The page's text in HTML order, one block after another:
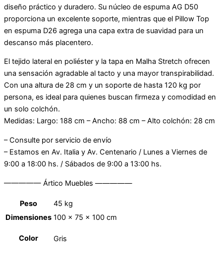
diseño práctico y duradero. Su núcleo de espuma AG D50
proporciona un excelente soporte, mientras que el Pillow Top
en espuma D26 agrega una capa extra de suavidad para un
descanso más placentero.
El tejido lateral en poliéster y la tapa en Malha Stretch ofrecen
una sensación agradable al tacto y una mayor transpirabilidad.
Con una altura de 28 cm y un soporte de hasta 120 kg por
persona, es ideal para quienes buscan firmeza y comodidad en
un solo colchón.
Medidas: Largo: 188 cm – Ancho: 88 cm – Alto colchón: 28 cm
– Consulte por servicio de envío
– Estamos en Av. Italia y Av. Centenario / Lunes a Viernes de
9:00 a 18:00 hs. / Sábados de 9:00 a 13:00 hs.
————— Ártico Muebles —————
Peso
45 kg
Dimensiones 100 × 75 × 100 cm
Color Gris